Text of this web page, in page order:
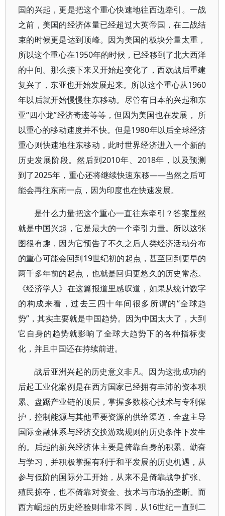
国的兴起，更是把这个重心快速地往西边牵引。一战
之前，美国的经济体量已经超过大英帝国，在二战结
束的时候更是达到顶峰。因为美国的板块分量太重，
所以这个重心在1950年的时候，已经移到了北大西洋
的中间。那么接下来又开始起变化了，西欧战后重建
复兴了，东亚也开始发展起来。所以这个重心从1960
年以后就开始慢慢往东移动。尽管有日本的兴起和东
亚“四小龙”经济奇迹等等，但因为美国也在发展， 所
以重心的移动速度并不快。但是1980年以后全球经济
重心则快速地往东移动，此时世界经济进入一个新的
历史发展阶段。然后到2010年、2018年，以及预测
到了2025年，重心还将继续快速东移——当然之后可
能会再往东南一点，因为印度也在快速发展。
是什么力量把这个重心一直往东牵引？答案显然
就是中国兴起，它是最大的一个牵引力量。所以这张
图很有趣，因为它预告了不久之后人类经济活动分布
的重心可能会回到19世纪初的起点，甚至回到更早的
两千多年前的起点，也就是回归更悠久的历史常态。
《经济学人》在这篇报道里感叹道，如果从统计数字
的构成来看，过去三四十年间很多所谓的“全球趋
势”，其实主要就是中国趋势。因为中国太大了，大到
它自身的趋势就影响了全球大趋势下的各种指标变
化，并且中国还在持续前进。
战后亚洲兴起的历史意义非凡。因为这批成功的
后起工业化案例是在西方国家已经拥有丰沛的资本积
累、盘踞产业链的顶层，掌握多数核心技术与专利保
护，控制能源与其他重要资源的供给渠道，全盘主导
国际金融体系与经济交换游戏规则的历史条件下发生
的。后起的新兴经济体主要是倚靠自身的积累、勤奋
与学习，并积极掌握有利于和平发展的历史机遇，从
参与低阶的国际分工开始，从来不是倚靠战争扩张、
殖民掠夺，也不倚靠对资金、技术与市场的垄断。而
西方崛起的历史经验则非常不同，从16世纪一直到二